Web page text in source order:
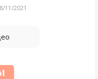
11/2021